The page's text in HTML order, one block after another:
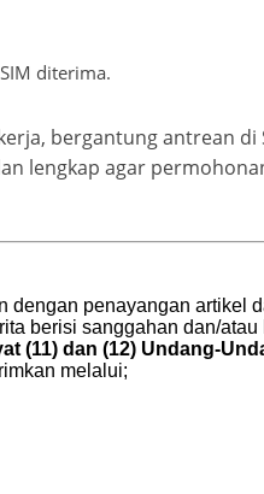
diterima.
bergantung antrean di
lengkap agar